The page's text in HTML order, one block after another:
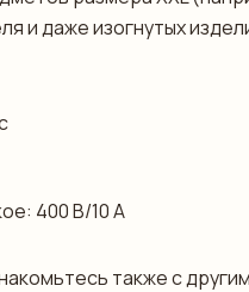
и даже изогнутых
400 В/10 А
также с